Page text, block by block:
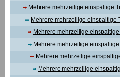
Mehrere mehrzeilige einspaltige
Mehrere mehrzeilige einspaltige
Mehrere mehrzeilige
Mehrere mehrzeilige
Mehrere mehrzeilige
Mehrere mehrzeilige